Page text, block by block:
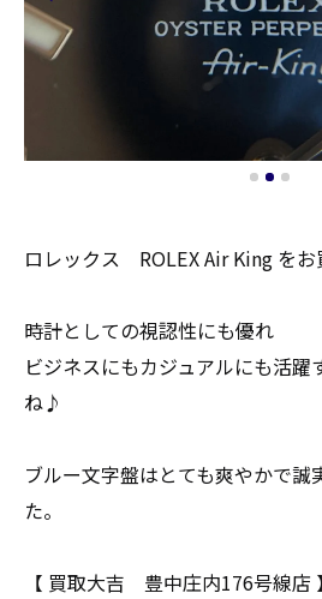
ロレックス ROLEX Air King をお
時計としての視認性にも優れ
ビジネスにもカジュアルにも活躍
ね♪
ブルー文字盤はとても爽やかで誠
た。
【 買取大吉 豊中庄内176号線店